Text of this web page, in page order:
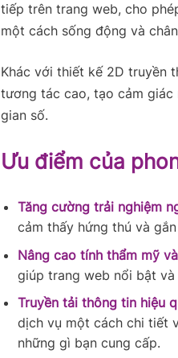
tiếp trên trang web, cho
một cách sống động và
Khác với thiết kế 2D truyền
tương tác cao, tạo cảm
gian số.
Ưu điểm của
Tăng cường trải nghiệm
cảm thấy hứng thú và
Nâng cao tính thẩm mỹ
giúp trang web nổi bật và
Truyền tải thông tin hiệu
dịch vụ một cách chi tiết
những gì bạn cung cấp.